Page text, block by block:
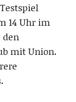
14 Uhr im
den
mit Union.